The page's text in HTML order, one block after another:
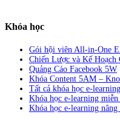
Khóa học
Gói hội viên All-in-One
Chiến Lược và Kế Hoạch
Quảng Cáo Facebook 5W
Khóa Content 5AM –
Tất cả khóa học e-learning
Khóa học e-learning
Khóa học e-learning nâng